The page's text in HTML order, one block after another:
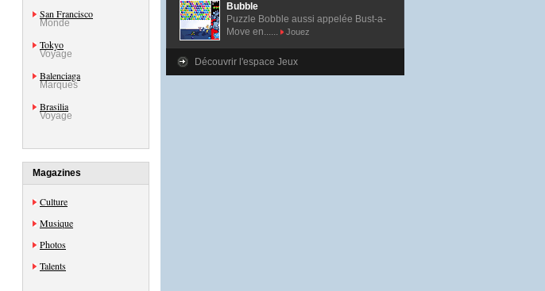
San Francisco
Monde
Tokyo
Voyage
Balenciaga
Marques
Brasilia
Voyage
Magazines
Culture
Musique
Photos
Talents
Bubble
Puzzle Bobble aussi appelée Bust-a-
Move en......
Jouez
Découvrir l'espace Jeux